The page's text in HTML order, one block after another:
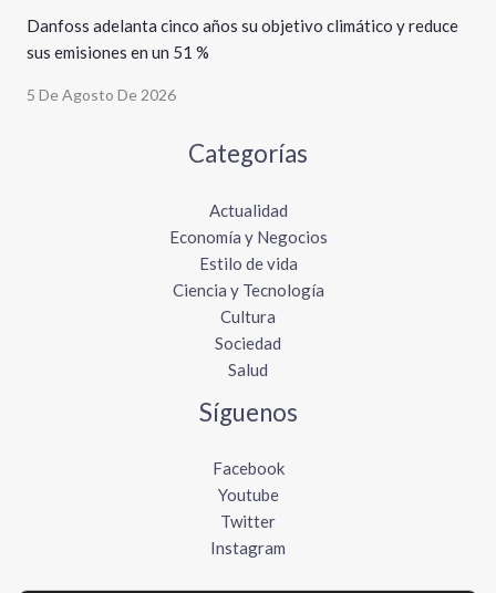
Danfoss adelanta cinco años su objetivo climático y reduce
sus emisiones en un 51 %
5 De Agosto De 2026
Categorías
Actualidad
Economía y Negocios
Estilo de vida
Ciencia y Tecnología
Cultura
Sociedad
Salud
Síguenos
Facebook
Youtube
Twitter
Instagram